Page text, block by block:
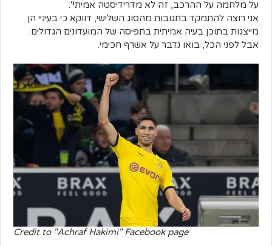
על מלחמה על ההרכב, זה לא מדרידיסטה אמיתי".
אני רוצה להתמקד בתגובות מהסוג השלישי, דווקא כי בעיניי הן
מייצגות בתוכן בעיה אמיתית בתפיסה של המועדונים הגדולים.
אבל לפני הכל, בואו נדבר על אשרף חכימי.
Credit to "Achraf Hakimi" Facebook page